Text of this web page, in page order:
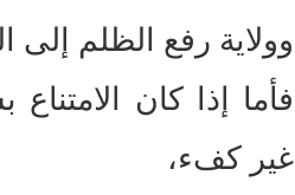
وولاية رفع الظلم إلى
فأما إذا كان
غير كفء،